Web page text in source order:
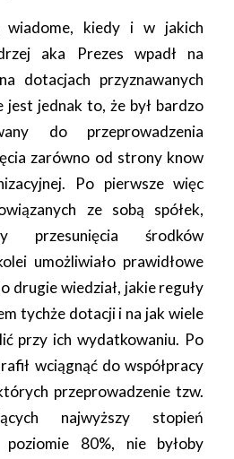
kiedy i w jakich
aka Prezes wpadł na
dotacjach przyznawanych
jest jednak to, że był bardzo
do przeprowadzenia
zarówno od strony know
Po pierwsze więc
ze sobą spółek,
przesunięcia środków
umożliwiało prawidłowe
drugie wiedział, jakie reguły
tychże dotacji i na jak wiele
przy ich wydatkowaniu. Po
wciągnąć do współpracy
przeprowadzenie tzw.
najwyższy stopień
poziomie 80%, nie byłoby